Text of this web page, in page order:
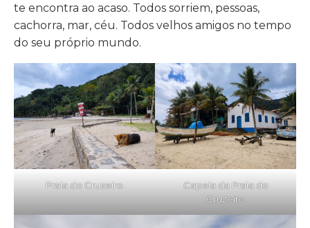
te encontra ao acaso. Todos sorriem, pessoas,
cachorra, mar, céu. Todos velhos amigos no tempo
do seu próprio mundo.
Praia do Cruzeiro
Capela da Praia do
Cruzeiro